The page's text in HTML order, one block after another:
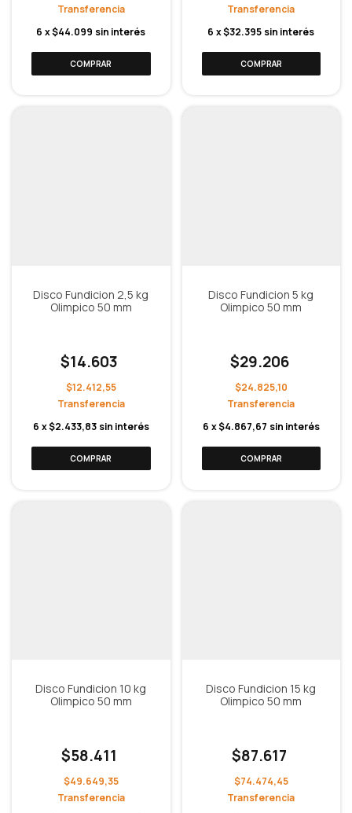
6 x$44.099 sin interés 6 x$32.395 sin interés
Disco Fundicion 2,5 kg
Olimpico 50 mm
$14.603
$12.412,55
6 x$2.433,83 sin interés
Disco Fundicion 5 kg
Olimpico 50 mm
$29.206
$24.825,10
6 x$4.867,67 sin interés
Disco Fundicion 10 kg
Olimpico 50 mm
$58.411
$49.649,35
Disco Fundicion 15 kg
Olimpico 50 mm
$87.617
$74.474,45